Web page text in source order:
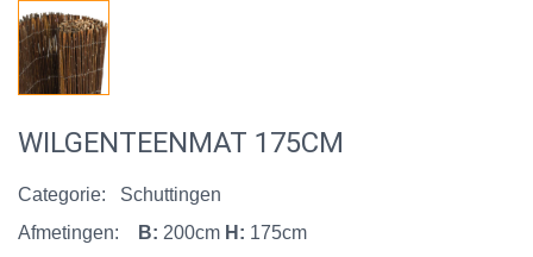
WILGENTEENMAT 175CM
Categorie:
Schuttingen
Afmetingen:
B: 200cm H: 175cm